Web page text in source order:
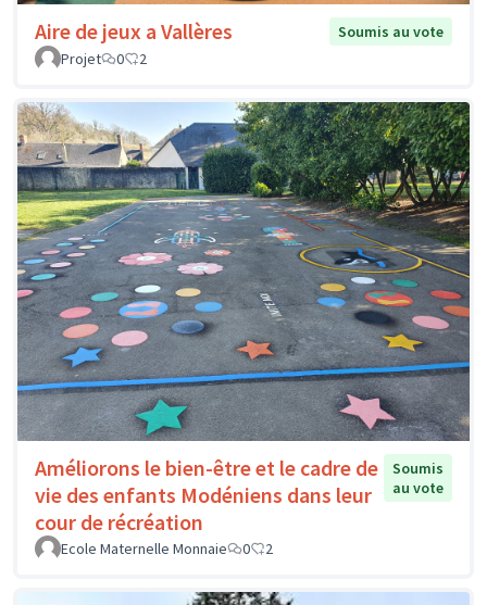
Aire de jeux a Vallères
Soumis au vote
Projet
0 2
Améliorons le bien-être et le cadre de
vie des enfants Modéniens dans leur
cour de récréation
Soumis
au vote
Ecole Maternelle Monnaie 0 2